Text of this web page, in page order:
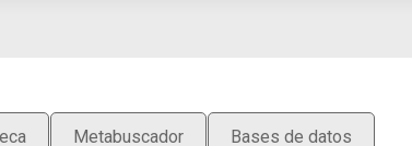
Metabuscador Bases de datos